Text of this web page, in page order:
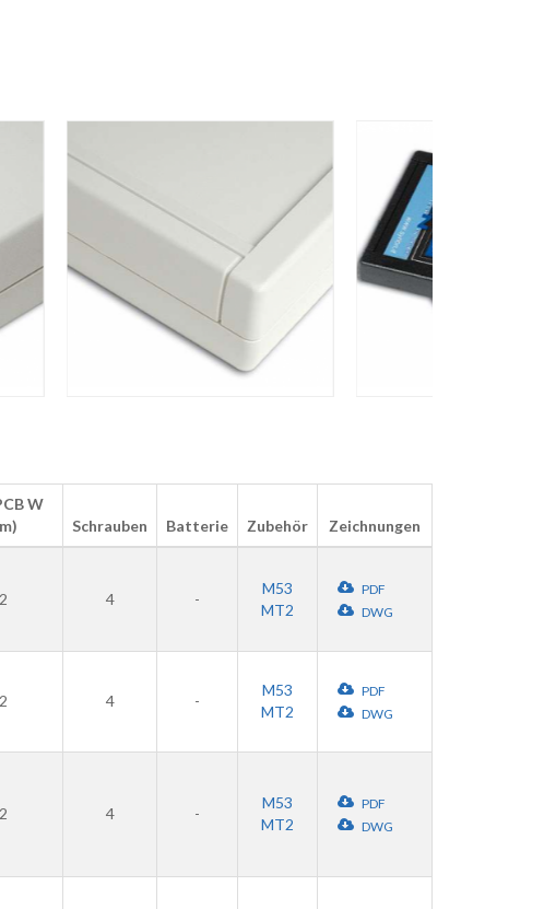
W
Schrauben Batterie Zubehör Zeichnungen
4 -
M53
MT2
PDF
DWG
4 -
M53
MT2
PDF
DWG
4 -
M53
MT2
PDF
DWG